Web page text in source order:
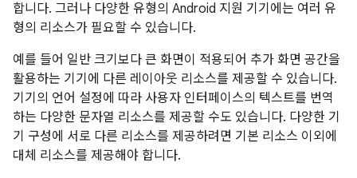
합니다. 그러나 다양한 유형의 Android 지원 기기에는 여러 유
형의 리소스가 필요할 수 있습니다.
예를 들어 일반 크기보다 큰 화면이 적용되어 추가 화면 공간을
활용하는 기기에 다른 레이아웃 리소스를 제공할 수 있습니다.
기기의 언어 설정에 따라 사용자 인터페이스의 텍스트를 번역
하는 다양한 문자열 리소스를 제공할 수도 있습니다. 다양한 기
기 구성에 서로 다른 리소스를 제공하려면 기본 리소스 이외에
대체 리소스를 제공해야 합니다.